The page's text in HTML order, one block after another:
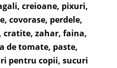
creioane, pixuri,
covorase, perdele,
zahar, faina,
de tomate, paste,
pentru copii, sucuri